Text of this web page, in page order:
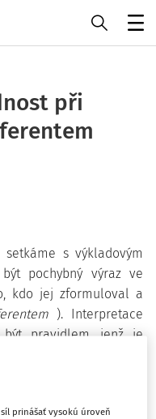
při
s výkladovým
pochybný výraz ve
kdo jej zformuloval a
). Interpretace
pravidlem, jenž je
opomenuli vyjádřit.
k tíži navrhovatele
prinášať vysokú úroveň